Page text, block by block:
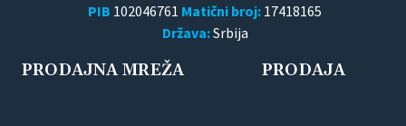
PIB 102046761 Matični broj: 17418165
Država:Srbija
PRODAJNA MREŽA PRODAJA